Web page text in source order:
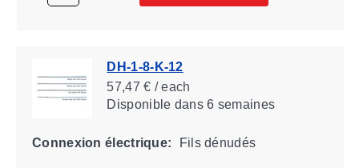
DH-1-8-K-12
57,47 € / each
Disponibledans 6 semaines
Connexion électrique: Fils dénudés